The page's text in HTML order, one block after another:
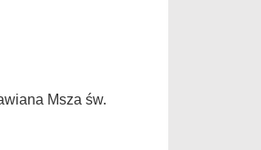
Msza św.